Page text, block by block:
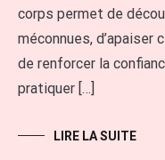
corps permet de
méconnues,
de renforcer la
pratiquer […]
LIRE LA SUITE